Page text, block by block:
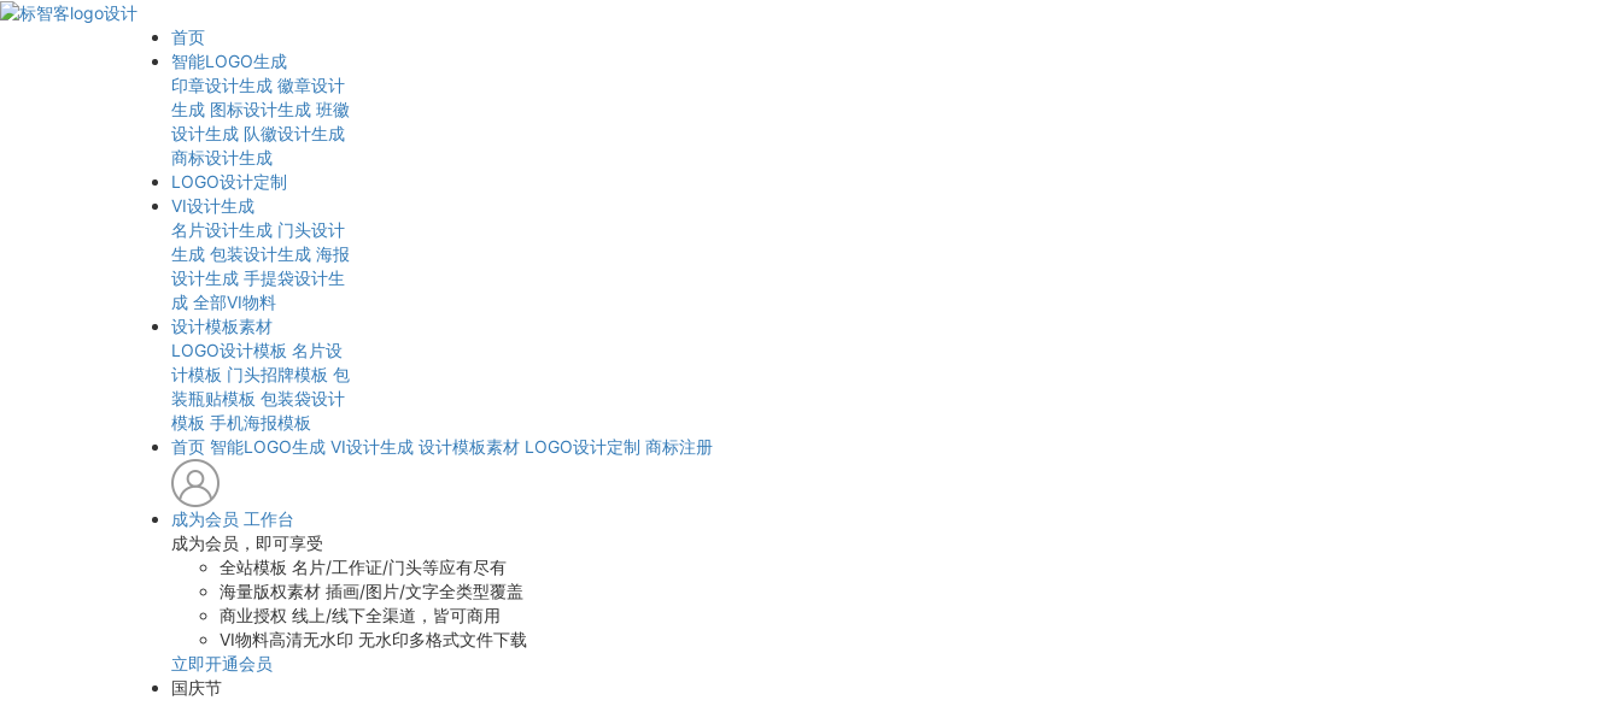
首页
智能LOGO生成
印章设计生成 徽章设计
生成 图标设计生成 班徽
设计生成 队徽设计生成
商标设计生成
LOGO设计定制
VI设计生成
名片设计生成 门头设计
生成 包装设计生成 海报
设计生成 手提袋设计生
成 全部VI物料
设计模板素材
LOGO设计模板 名片设
计模板 门头招牌模板 包
装瓶贴模板 包装袋设计
模板 手机海报模板
首页 智能LOGO生成 VI设计生成 设计模板素材 LOGO设计定制 商标注册
成为会员 工作台
成为会员，即可享受
全站模板 名片/工作证/门头等应有尽有
海量版权素材 插画/图片/文字全类型覆盖
商业授权 线上/线下全渠道，皆可商用
VI物料高清无水印 无水印多格式文件下载
立即开通会员
国庆节